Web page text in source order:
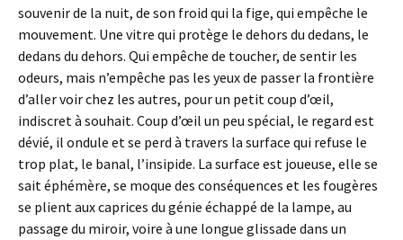
souvenir de la nuit, de son froid qui la fige, qui empêche le
mouvement. Une vitre qui protège le dehors du dedans, le
dedans du dehors. Qui empêche de toucher, de sentir les
odeurs, mais n’empêche pas les yeux de passer la frontière
d’aller voir chez les autres, pour un petit coup d’œil,
indiscret à souhait. Coup d’œil un peu spécial, le regard est
dévié, il ondule et se perd à travers la surface qui refuse le
trop plat, le banal, l’insipide. La surface est joueuse, elle se
sait éphémère, se moque des conséquences et les fougères
se plient aux caprices du génie échappé de la lampe, au
passage du miroir, voire à une longue glissade dans un